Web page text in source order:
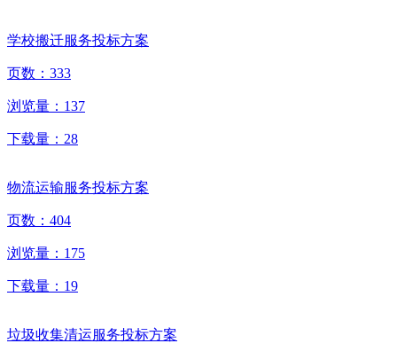
学校搬迁服务投标方案
页数： 333
浏览量： 137
下载量： 28
物流运输服务投标方案
页数： 404
浏览量： 175
下载量： 19
垃圾收集清运服务投标方案